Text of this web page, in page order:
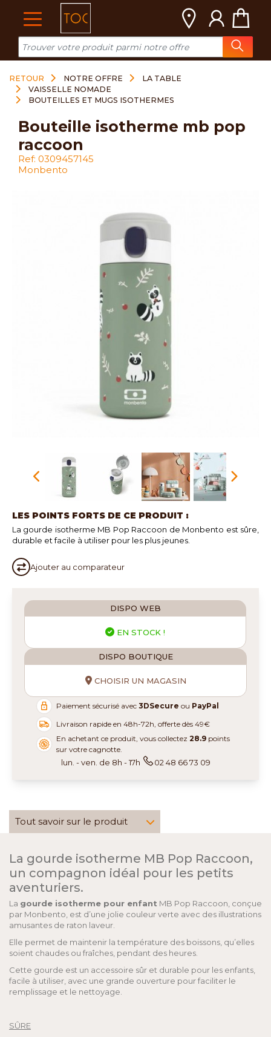
RETOUR NOTRE OFFRE
LA TABLE
VAISSELLE NOMADE
BOUTEILLES ET MUGS ISOTHERMES
LES POINTS FORTS DE CE PRODUIT :
La gourde isotherme MB Pop Raccoon de Monbento est sûre,
durable et facile à utiliser pour les plus jeunes.
Ajouter au comparateur
bouteille isotherme mb pop
raccoon
Ref: 0309457145
Monbento
DISPO WEB
EN STOCK !
DISPO BOUTIQUE
CHOISIR UN MAGASIN
Paiement sécurisé avec3DSecure ou PayPal
Livraison rapide en 48h-72h, offerte dès 49€
En achetant ce produit, vous collectez28.9 points
sur votre cagnotte.
lun. - ven. de 8h - 17h 02 48 66 73 09
Tout savoir sur le produit
La gourde isotherme MB Pop Raccoon,
un compagnon idéal pour les petits
aventuriers.
La gourde isotherme pour enfant MB Pop Raccoon, conçue
par Monbento, est d’une jolie couleur verte avec des illustrations
amusantes de raton laveur.
Elle permet de maintenir la température des boissons, qu’elles
soient chaudes ou fraîches, pendant des heures.
Cette gourde est un accessoire sûr et durable pour les enfants,
facile à utiliser, avec une grande ouverture pour faciliter le
remplissage et le nettoyage.
SÛRE
Cookies management panel